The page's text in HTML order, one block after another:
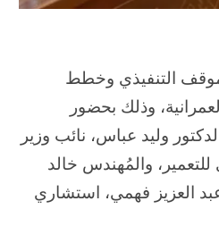
التنفيذي وخطط
وذلك بحضور
وليد عباس، نائب وزير
للتعمير، والمُهندس خالد
العزيز فهمي، استشاري